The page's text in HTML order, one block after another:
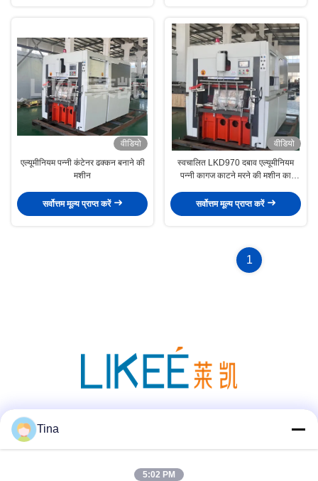
वीडियो
एल्यूमीनियम पन्नी कंटेनर ढक्कन बनाने की
मशीन
सर्वोत्तम मूल्य प्राप्त करें
वीडियो
स्वचालित LKD970 दबाव एल्यूमीनियम
पन्नी कागज काटने मरने की मशीन का
सर्वोत्तम मूल्य प्राप्त करें
1
Tina
5:02 PM